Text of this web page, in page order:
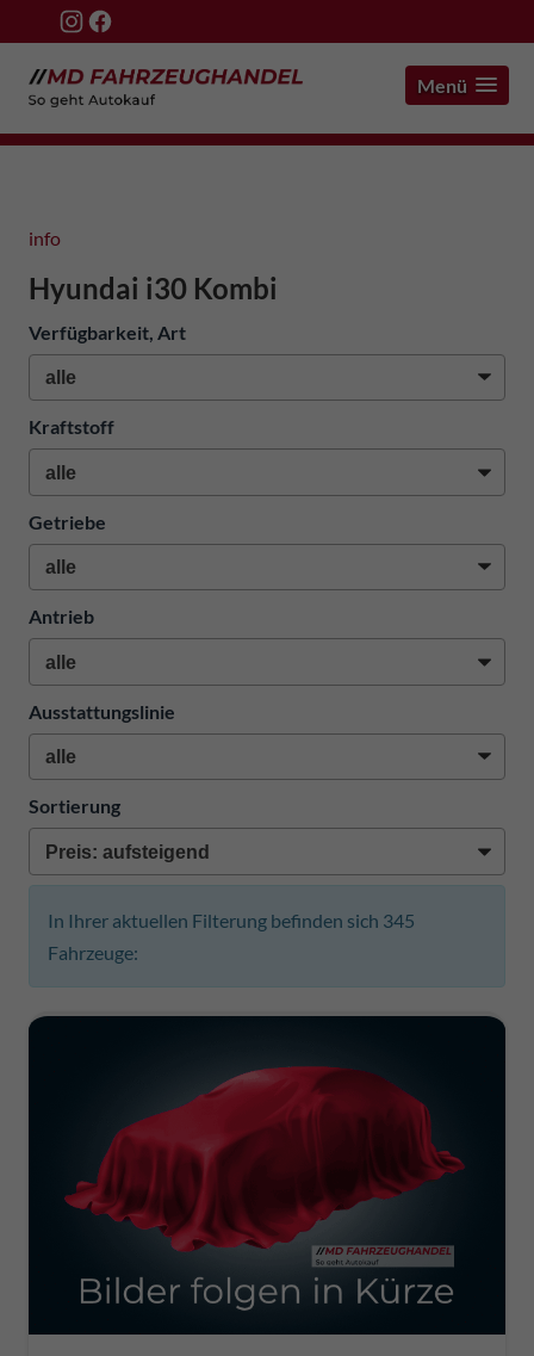
Menü
info
Hyundai i30 Kombi
Verfügbarkeit, Art
Kraftstoff
Getriebe
Antrieb
Ausstattungslinie
Sortierung
In Ihrer aktuellen Filterung befinden sich 345
Fahrzeuge: